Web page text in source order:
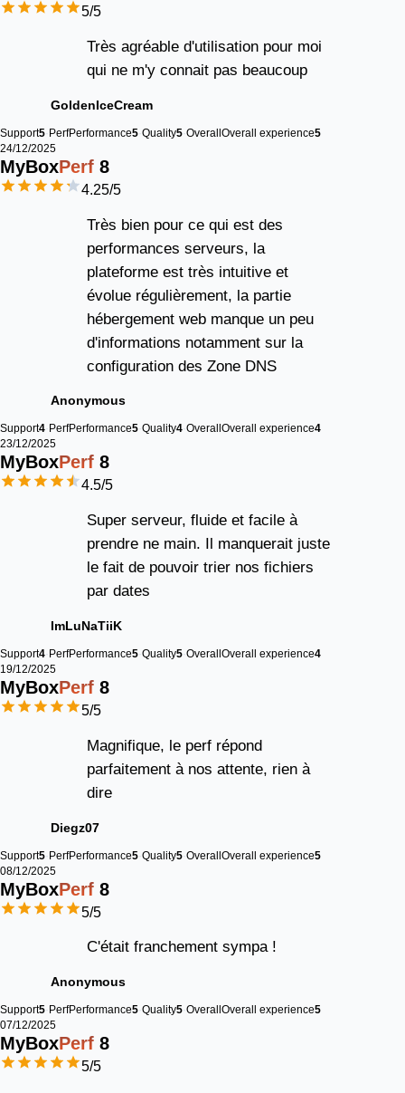
5/5
Très agréable d'utilisation pour moi
qui ne m'y connait pas beaucoup
GoldenIceCream
Support5 PerfPerformance5 Quality5 OverallOverall experience5
24/12/2025
MyBoxPerf 8
4.25/5
Très bien pour ce qui est des
performances serveurs, la
plateforme est très intuitive et
évolue régulièrement, la partie
hébergement web manque un peu
d'informations notamment sur la
configuration des Zone DNS
Anonymous
Support4 PerfPerformance5 Quality4 Overall Overall experience4
23/12/2025
MyBoxPerf 8
4.5/5
Super serveur, fluide et facile à
prendre ne main. Il manquerait juste
le fait de pouvoir trier nos fichiers
par dates
ImLuNaTiiK
Support4 PerfPerformance5 Quality5 Overall Overall experience4
19/12/2025
MyBoxPerf 8
5/5
Magnifique, le perf répond
parfaitement à nos attente, rien à
dire
Diegz07
Support5 PerfPerformance5 Quality5 OverallOverall experience5
08/12/2025
MyBoxPerf 8
5/5
C'était franchement sympa !
Anonymous
Support5 PerfPerformance5 Quality5 Overall Overall experience5
07/12/2025
MyBoxPerf 8
5/5